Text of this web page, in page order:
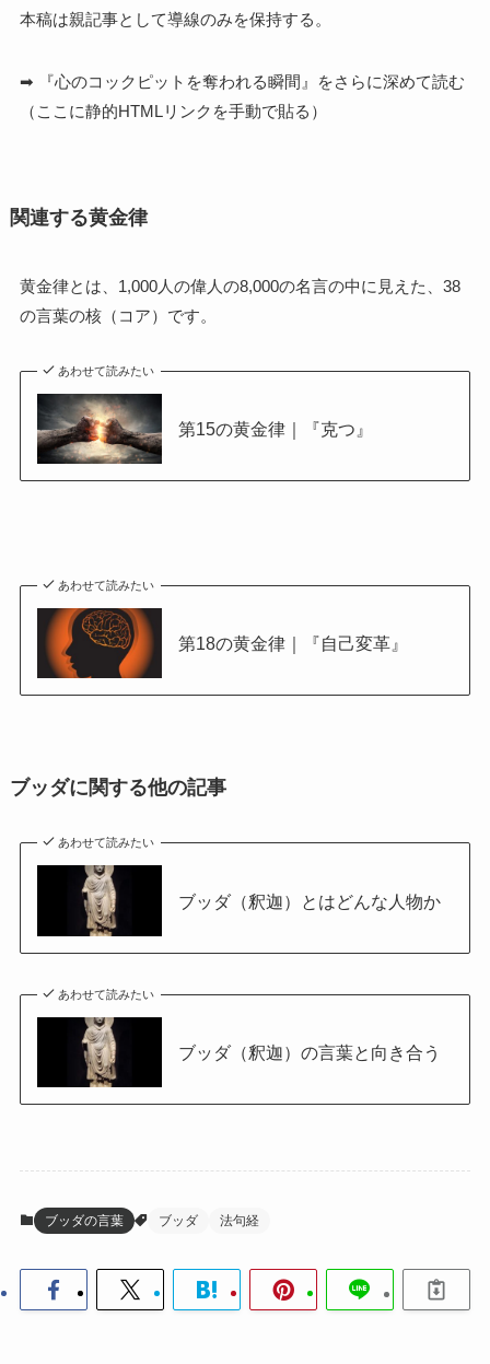
本稿は親記事として導線のみを保持する。
➡ 『心のコックピットを奪われる瞬間』をさらに深めて読む
（ここに静的HTMLリンクを手動で貼る）
関連する黄金律
黄金律とは、1,000人の偉人の8,000の名言の中に見えた、38
の言葉の核（コア）です。
あわせて読みたい
第15の黄金律｜『克つ』
あわせて読みたい
第18の黄金律｜『自己変革』
ブッダに関する他の記事
あわせて読みたい
ブッダ（釈迦）とはどんな人物か
あわせて読みたい
ブッダ（釈迦）の言葉と向き合う
ブッダの言葉 ブッダ 法句経